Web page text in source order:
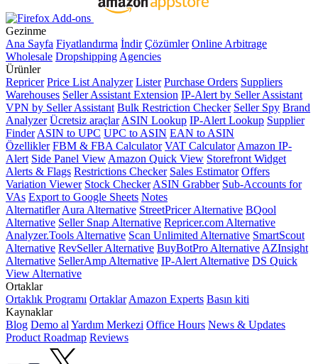
Gezinme
Ana Sayfa Fiyatlandırma İndir Çözümler Online Arbitrage
Wholesale Dropshipping Agencies
Ürünler
Repricer Price List Analyzer Lister Purchase Orders Suppliers
Warehouses Seller Assistant Extension IP-Alert by Seller Assistant
VPN by Seller Assistant Bulk Restriction Checker Seller Spy Brand
Analyzer Ücretsiz araçlar ASIN Lookup IP-Alert Lookup Supplier
Finder ASIN to UPC UPC to ASIN EAN to ASIN
Özellikler FBM & FBA Calculator VAT Calculator Amazon IP-
Alert Side Panel View Amazon Quick View Storefront Widget
Alerts & Flags Restrictions Checker Sales Estimator Offers
Variation Viewer Stock Checker ASIN Grabber Sub-Accounts for
VAs Export to Google Sheets Notes
Alternatifler Aura Alternative StreetPricer Alternative BQool
Alternative Seller Snap Alternative Repricer.com Alternative
Analyzer.Tools Alternative Scan Unlimited Alternative SmartScout
Alternative RevSeller Alternative BuyBotPro Alternative AZInsight
Alternative SellerAmp Alternative IP-Alert Alternative DS Quick
View Alternative
Ortaklar
Ortaklık Programı Ortaklar Amazon Experts Basın kiti
Kaynaklar
Blog Demo al Yardım Merkezi Office Hours News & Updates
Product Roadmap Reviews